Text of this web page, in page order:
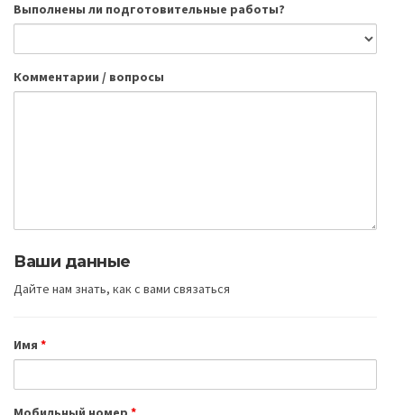
Выполнены ли подготовительные работы?
Комментарии / вопросы
Ваши данные
Дайте нам знать, как с вами связаться
Имя *